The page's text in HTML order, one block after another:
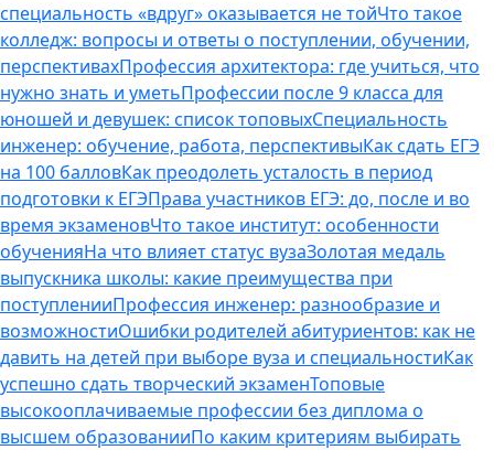
специальность «вдруг» оказывается не тойЧто такое
колледж: вопросы и ответы о поступлении, обучении,
перспективахПрофессия архитектора: где учиться, что
нужно знать и уметьПрофессии после 9 класса для
юношей и девушек: список топовыхСпециальность
инженер: обучение, работа, перспективыКак сдать ЕГЭ
на 100 балловКак преодолеть усталость в период
подготовки к ЕГЭПрава участников ЕГЭ: до, после и во
время экзаменовЧто такое институт: особенности
обученияНа что влияет статус вузаЗолотая медаль
выпускника школы: какие преимущества при
поступленииПрофессия инженер: разнообразие и
возможностиОшибки родителей абитуриентов: как не
давить на детей при выборе вуза и специальностиКак
успешно сдать творческий экзаменТоповые
высокооплачиваемые профессии без диплома о
высшем образованииПо каким критериям выбирать